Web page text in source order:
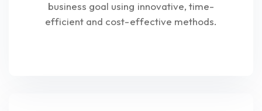
business goal using innovative, time-
efficient and cost-effective methods.